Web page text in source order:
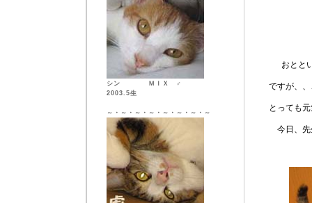
シン ＭＩＸ ♂
2003.5生
～・～・～・～・～・～・～・～
おとと
ですが、
とっても
今日、